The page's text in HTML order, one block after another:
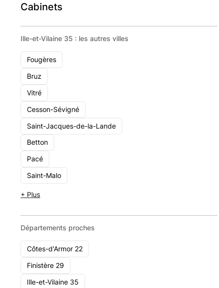
Cabinets
Ille-et-Vilaine 35 : les autres villes
Fougères
Bruz
Vitré
Cesson-Sévigné
Saint-Jacques-de-la-Lande
Betton
Pacé
Saint-Malo
+ Plus
Départements proches
Côtes-d'Armor 22
Finistère 29
Ille-et-Vilaine 35
COFIPA
11 Rue de Robien, 35000 Rennes
11 - 49